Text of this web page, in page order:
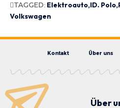
TAGGED: Elektroauto ID. Polo
Volkswagen
Kontakt Über uns
Über